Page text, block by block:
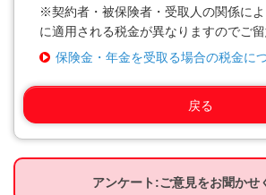
※契約者・被保険者・受取人の関係に
に適用される税金が異なりますのでご留
保険金・年金を受取る場合の税金に
戻る
アンケート:ご意見をお聞かせ